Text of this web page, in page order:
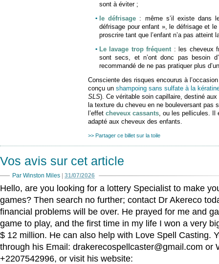
sont à éviter ;
le défrisage : même s’il existe dans
défrisage pour enfant », le défrisage et
proscrire tant que l’enfant n’a pas atteint
Le lavage trop fréquent : les cheveux
sont secs, et n’ont donc pas besoin
recommandé de ne pas pratiquer plus
Consciente des risques encourus à
conçu un shampoing sans sulfate à la
SLS). Ce véritable soin capillaire, destiné aux
la texture du cheveu en ne bouleversant pas
l’effet cheveux cassants, ou les pellicules. Il
adapté aux cheveux des enfants.
>> Partager ce billet sur la toile
Vos avis sur cet article
Par Winston Miles 31/07/2026
Hello, are you looking for a lottery Specialist to make
games? Then search no further; contact Dr Akereco
financial problems will be over. He prayed for me and
game to play, and the first time in my life I won a very
$ 12 million. He can also help with Love Spell Casting.
through his Email: drakerecospellcaster@gmail.com or
+2207542996, or visit his website: